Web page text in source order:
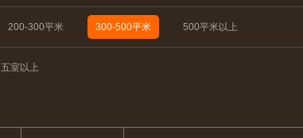
200-300平米 300-500平米 500平米以上
五室以上